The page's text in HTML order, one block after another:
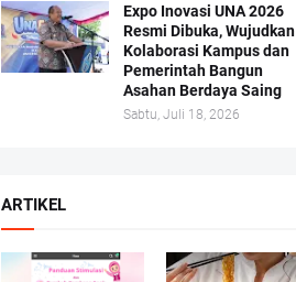
Expo Inovasi UNA 2026
Resmi Dibuka, Wujudkan
Kolaborasi Kampus dan
Pemerintah Bangun
Asahan Berdaya Saing
Sabtu, Juli 18, 2026
ARTIKEL